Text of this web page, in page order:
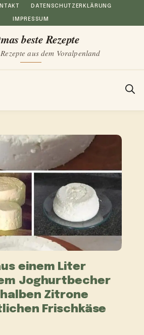
DATENSCHUTZERKLÄRUNG
IMPRESSUM
beste Rezepte
aus dem Voralpenland
einem Liter
Joghurtbecher
Zitrone
Frischkäse